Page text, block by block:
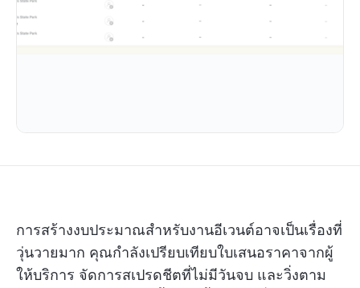
การสร้างงบประมาณสำหรับงานอีเวนต์อาจเป็นเรื่องที่
วุ่นวายมาก คุณกำลังเปรียบเทียบใบเสนอราคาจากผู้
ให้บริการ จัดการสเปรดชีตที่ไม่มีวันจบ และวิ่งตาม